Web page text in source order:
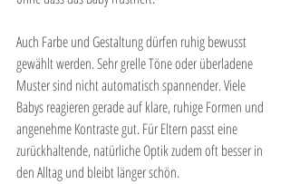
Auch Farbe und Gestaltung dürfen ruhig bewusst
gewählt werden. Sehr grelle Töne oder überladene
Muster sind nicht automatisch spannender. Viele
Babys reagieren gerade auf klare, ruhige Formen und
angenehme Kontraste gut. Für Eltern passt eine
zurückhaltende, natürliche Optik zudem oft besser in
den Alltag und bleibt länger schön.